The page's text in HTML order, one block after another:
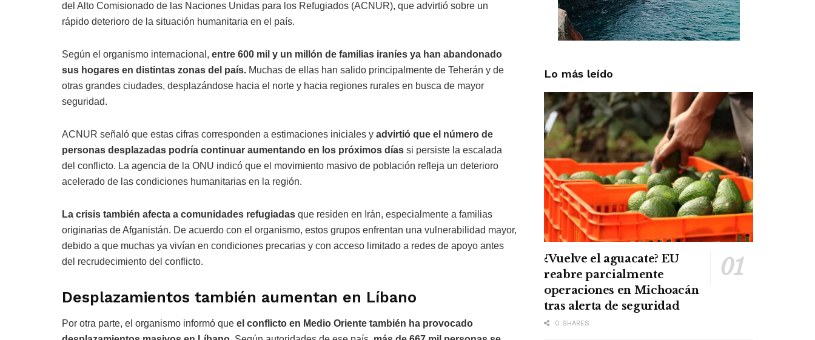
del Alto Comisionado de las Naciones Unidas para los Refugiados (ACNUR), que advirtió sobre un
rápido deterioro de la situación humanitaria en el país.
Según el organismo internacional, entre 600 mil y un millón de familias iraníes ya han abandonado
sus hogares en distintas zonas del país. Muchas de ellas han salido principalmente de Teherán y de
otras grandes ciudades, desplazándose hacia el norte y hacia regiones rurales en busca de mayor
seguridad.
ACNUR señaló que estas cifras corresponden a estimaciones iniciales y advirtió que el número de
personas desplazadas podría continuar aumentando en los próximos días si persiste la escalada
del conflicto. La agencia de la ONU indicó que el movimiento masivo de población refleja un deterioro
acelerado de las condiciones humanitarias en la región.
La crisis también afecta a comunidades refugiadas que residen en Irán, especialmente a familias
originarias de Afganistán. De acuerdo con el organismo, estos grupos enfrentan una vulnerabilidad mayor,
debido a que muchas ya vivían en condiciones precarias y con acceso limitado a redes de apoyo antes
del recrudecimiento del conflicto.
Desplazamientos también aumentan en Líbano
Por otra parte, el organismo informó que el conflicto en Medio Oriente también ha provocado
Lo más leído
¿Vuelve el aguacate? EU
reabre parcialmente
operaciones en Michoacán
tras alerta de seguridad
0 SHARES